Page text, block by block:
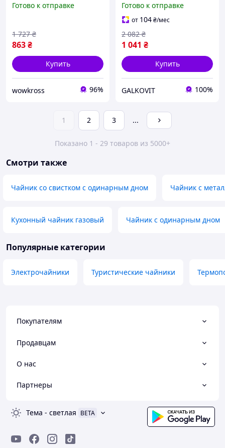
709 2Л 2200Вт, Хороший
79
Готово к отправке
863₴
1 727 ₴
Купить
wowkross 96%
Мощный электрический
чайник для дома OW-13
Готово к отправке
от 104₴/мес
1 041 ₴
2 082 ₴
Купить
GALKOVIT 100%
1 2 3 ...
Показано 1 - 29 товаров из 5000+
Смотри также
Чайник со свистком с одинарным дном Чайник с
Кухонный чайник газовый Чайник с одинарным дном
Популярные категории
Электрочайники Туристические чайники
Покупателям
Продавцам
О нас
Партнеры
Тема - светлая BETA